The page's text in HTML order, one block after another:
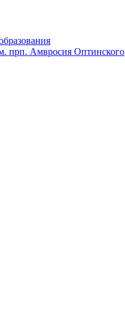
прп. Амвросия Оптинского